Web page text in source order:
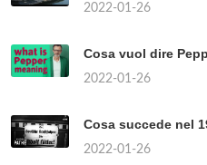
2022-01-26
Cosa vuol dire
2022-01-26
Cosa succede nel
2022-01-26